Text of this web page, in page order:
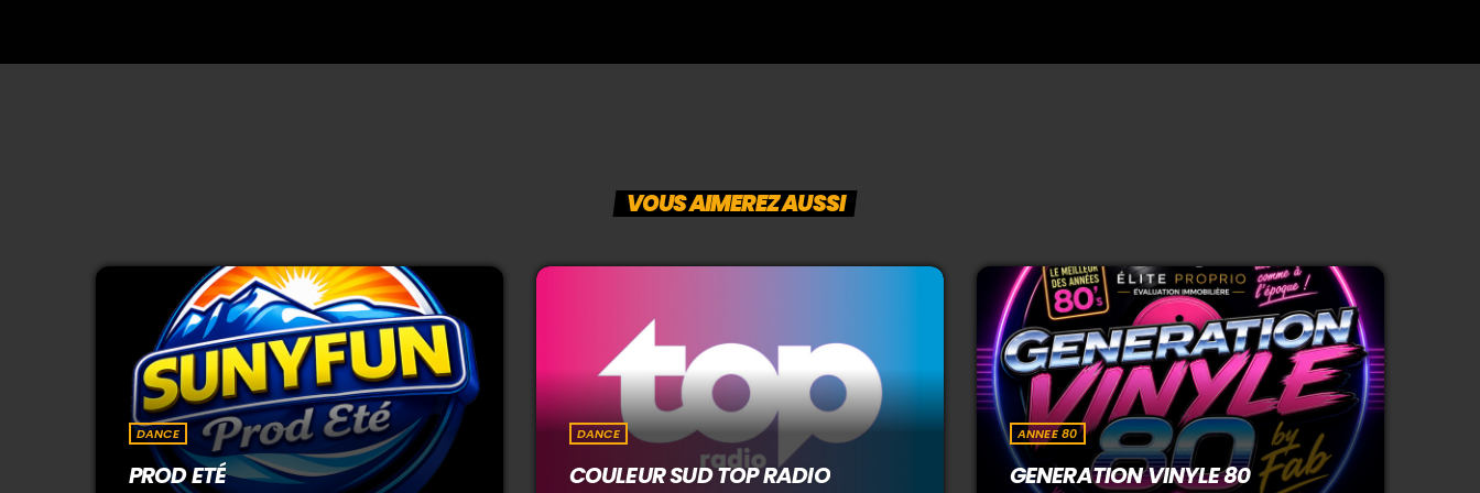
VOUS AIMEREZ AUSSI
DANCE
PROD ETÉ
DANCE
COULEUR SUD TOP RADIO
ANNEE 80
GENERATION VINYLE 80